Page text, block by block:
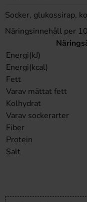
Socker, glukossirap,
Näringsinnehåll per
Energi(kJ)
Energi(kcal)
Fett
Varav mättat fett
Kolhydrat
Varav sockerarter
Fiber
Protein
Salt